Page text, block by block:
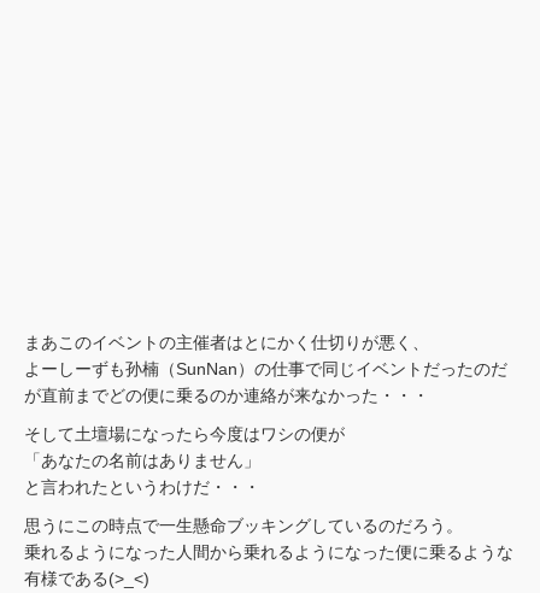
まあこのイベントの主催者はとにかく仕切りが悪く、
よーしーずも孙楠（SunNan）の仕事で同じイベントだったのだ
が直前までどの便に乗るのか連絡が来なかった・・・
そして土壇場になったら今度はワシの便が
「あなたの名前はありません」
と言われたというわけだ・・・
思うにこの時点で一生懸命ブッキングしているのだろう。
乗れるようになった人間から乗れるようになった便に乗るような
有様である(>_<)